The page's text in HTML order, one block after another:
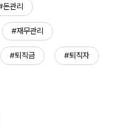
돈관리
#재무관리
#퇴직금 #퇴직자